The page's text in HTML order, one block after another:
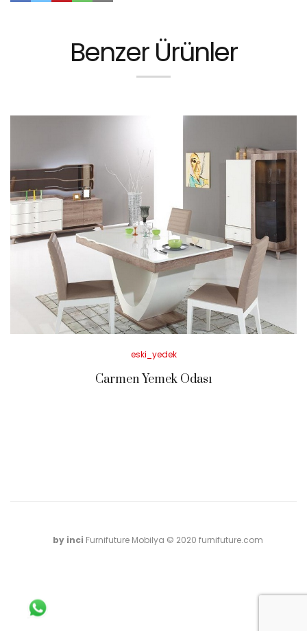
Benzer Ürünler
Posted
eski_yedek
Carmen Yemek Odası
by inci Furnifuture Mobilya © 2020 furnifuture.com